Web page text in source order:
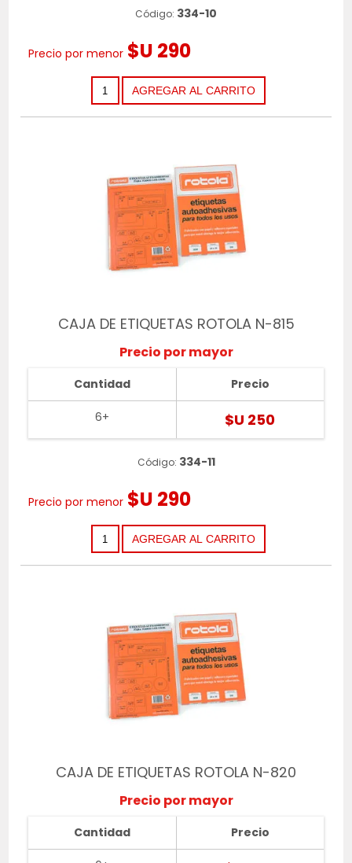
Código: 334-10
Precio por menor $U 290
CAJA DE ETIQUETAS ROTOLA N-815
Precio por mayor
Cantidad
6+
Precio
$U 250
Código: 334-11
Precio por menor $U 290
CAJA DE ETIQUETAS ROTOLA N-820
Precio por mayor
Cantidad Precio